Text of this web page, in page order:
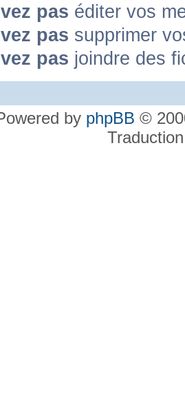
pas éditer vos
pas supprimer
pas joindre des
by phpBB ©